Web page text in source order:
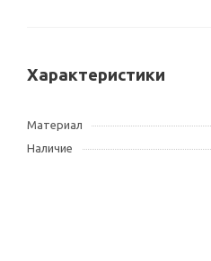
Характеристики
Материал
Наличие